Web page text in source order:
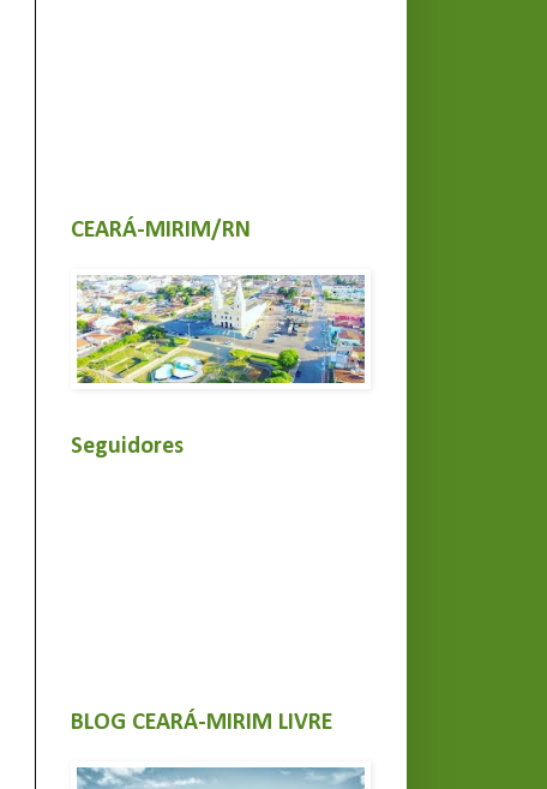
CEARÁ-MIRIM/RN
Seguidores
BLOG CEARÁ-MIRIM LIVRE